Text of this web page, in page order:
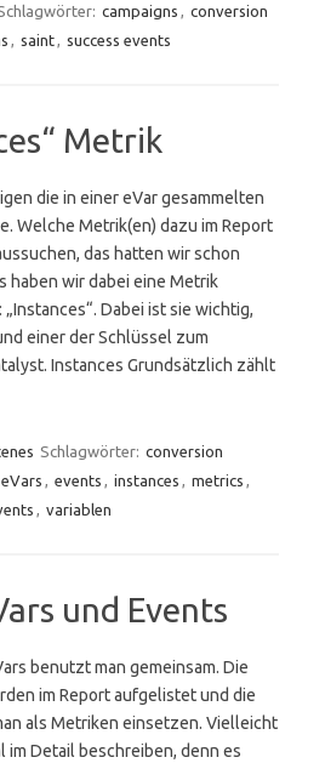
campaigns , conversion
, saint, success events
Metrik
die in einer eVar gesammelten
Welche Metrik(en) dazu im Report
das hatten wir schon
haben wir dabei eine Metrik
Dabei ist sie wichtig,
einer der Schlüssel zum
Instances Grundsätzlich zählt
Schlagwörter: conversion
eVars , events , instances , metrics ,
, variablen
und Events
benutzt man gemeinsam. Die
im Report aufgelistet und die
als Metriken einsetzen. Vielleicht
im Detail beschreiben, denn es